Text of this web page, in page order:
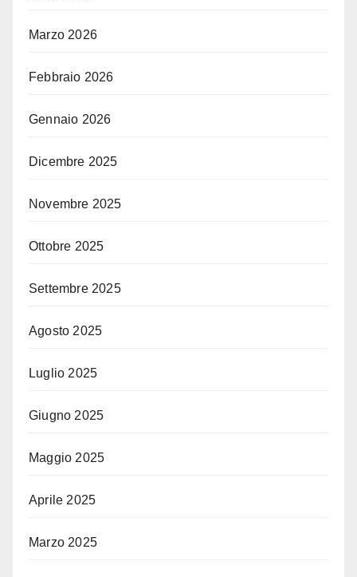
Marzo 2026
Febbraio 2026
Gennaio 2026
Dicembre 2025
Novembre 2025
Ottobre 2025
Settembre 2025
Agosto 2025
Luglio 2025
Giugno 2025
Maggio 2025
Aprile 2025
Marzo 2025